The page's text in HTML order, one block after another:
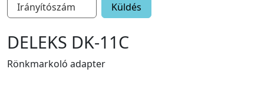
Küldés
DELEKS DK-11C
Rönkmarkoló adapter